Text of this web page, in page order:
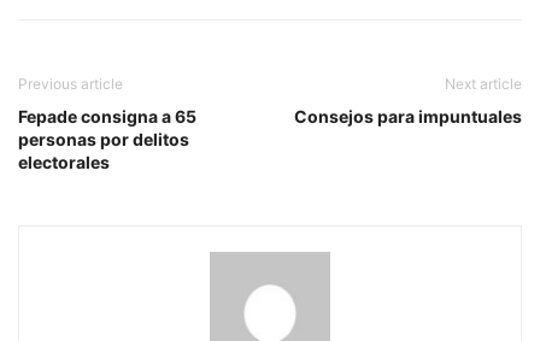
Previous article
Fepade consigna a 65
personas por delitos
electorales
Next article
Consejos para impuntuales